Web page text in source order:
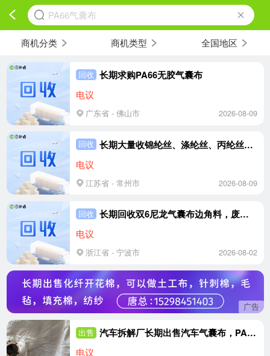
PA66气囊布
商机分类 商机类型 全国地区
回收 长期求购PA66无胶气囊布
电议
广东省 - 佛山市 2026-08-09
回收 长期大量收锦纶丝、涤纶丝、丙纶丝，尼龙、PA6、PA66、PP、PET，降落伞布，气囊布
电议
江苏省 - 常州市 2026-08-09
回收 长期回收双6尼龙气囊布边角料，废旧尼龙气囊布，单面胶的也可以用拿回来脱胶，造粒用，月需150吨
电议
浙江省 - 宁波市 2026-08-02
广告
出售 汽车拆解厂长期出售汽车气囊布，PA66,尼龙气囊布，现货有9.6米一车，货在江西宜春
电议